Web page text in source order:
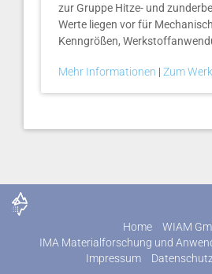
zur Gruppe Hitze- und
Werte liegen vor für
Kenngrößen,
Mehr Informationen | Zum
Home
WIAM
IMA Materialforschung und
Impressum
Datenschutz